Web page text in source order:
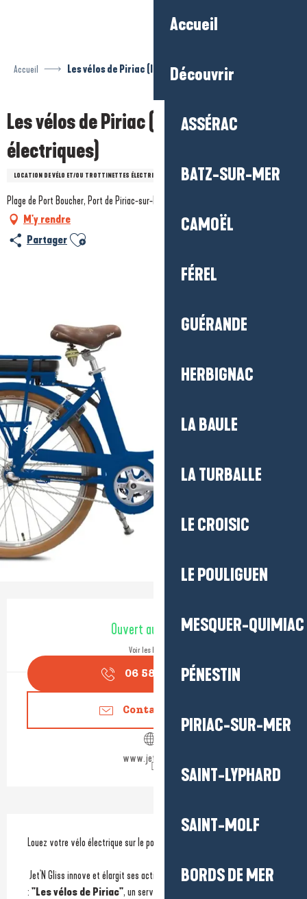
Accueil
Découvrir
ASSÉRAC
BATZ-SUR-MER
CAMOËL
FÉREL
GUÉRANDE
HERBIGNAC
LA BAULE
LA TURBALLE
LE CROISIC
LE POULIGUEN
MESQUER-QUIMIAC
PÉNESTIN
PIRIAC-SUR-MER
SAINT-LYPHARD
SAINT-MOLF
BORDS DE MER
Accueil Les vélos de Piriac (location de vélos électriques)
Les vélos de Piriac (location de vélos
électriques)
LOCATION DE VÉLO ET/OU TROTTINETTES ÉLECTRIQUES
Plage de Port Boucher, Port de Piriac-sur-Mer, 44420 Piriac-sur-Mer
M'y rendre
Partager Ajouter aux favoris
Ouverture et coordonnées
Ouvert aujourd'hui
Voir les horaires
06 58 38 02▒▒
Contactez-nous
www.jet-gliss.fr
Description
Louez votre vélo électrique sur le port de Piriac-sur-Mer !
: "Les vélos de Piriac", un service de location de vélos électriques